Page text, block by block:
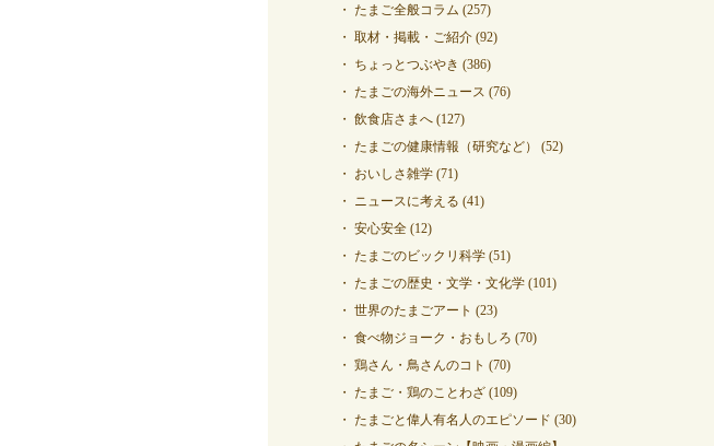
たまご全般コラム (257)
取材・掲載・ご紹介 (92)
ちょっとつぶやき (386)
たまごの海外ニュース (76)
飲食店さまへ (127)
たまごの健康情報（研究など）
(52)
おいしさ雑学 (71)
ニュースに考える (41)
安心安全 (12)
たまごのビックリ科学 (51)
たまごの歴史・文学・文化学 (101)
世界のたまごアート (23)
食べ物ジョーク・おもしろ (70)
鶏さん・鳥さんのコト (70)
たまご・鶏のことわざ (109)
たまごと偉人有名人のエピソード (30)